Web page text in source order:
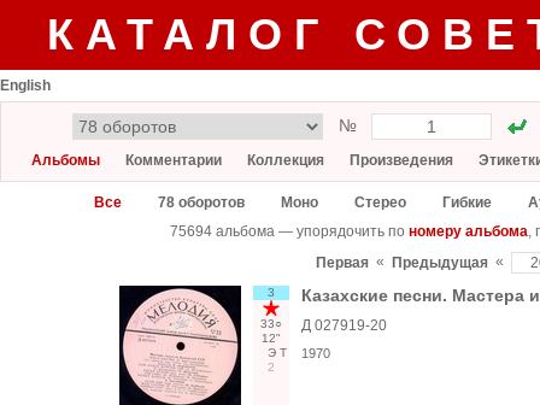
КАТАЛОГ
English
№
Альбомы Комментарии Коллекция Произведения
Все 78 оборотов Моно Стерео Гибкие
75694 альбома — упорядочить по номеру альбома,
Первая « Предыдущая «
3
33○
12"
Э Т
2
Казахские песни. Мастера
Д 027919-20
1970